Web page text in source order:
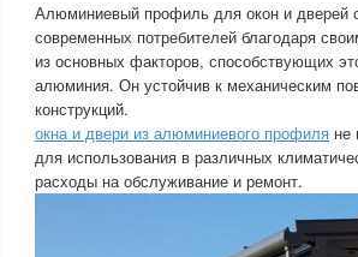
Алюминиевый профиль для окон и дверей
современных потребителей благодаря
из основных факторов, способствующих
алюминия. Он устойчив к механическим
конструкций.
окна и двери из алюминиевого профиля не
для использования в различных
расходы на обслуживание и ремонт.